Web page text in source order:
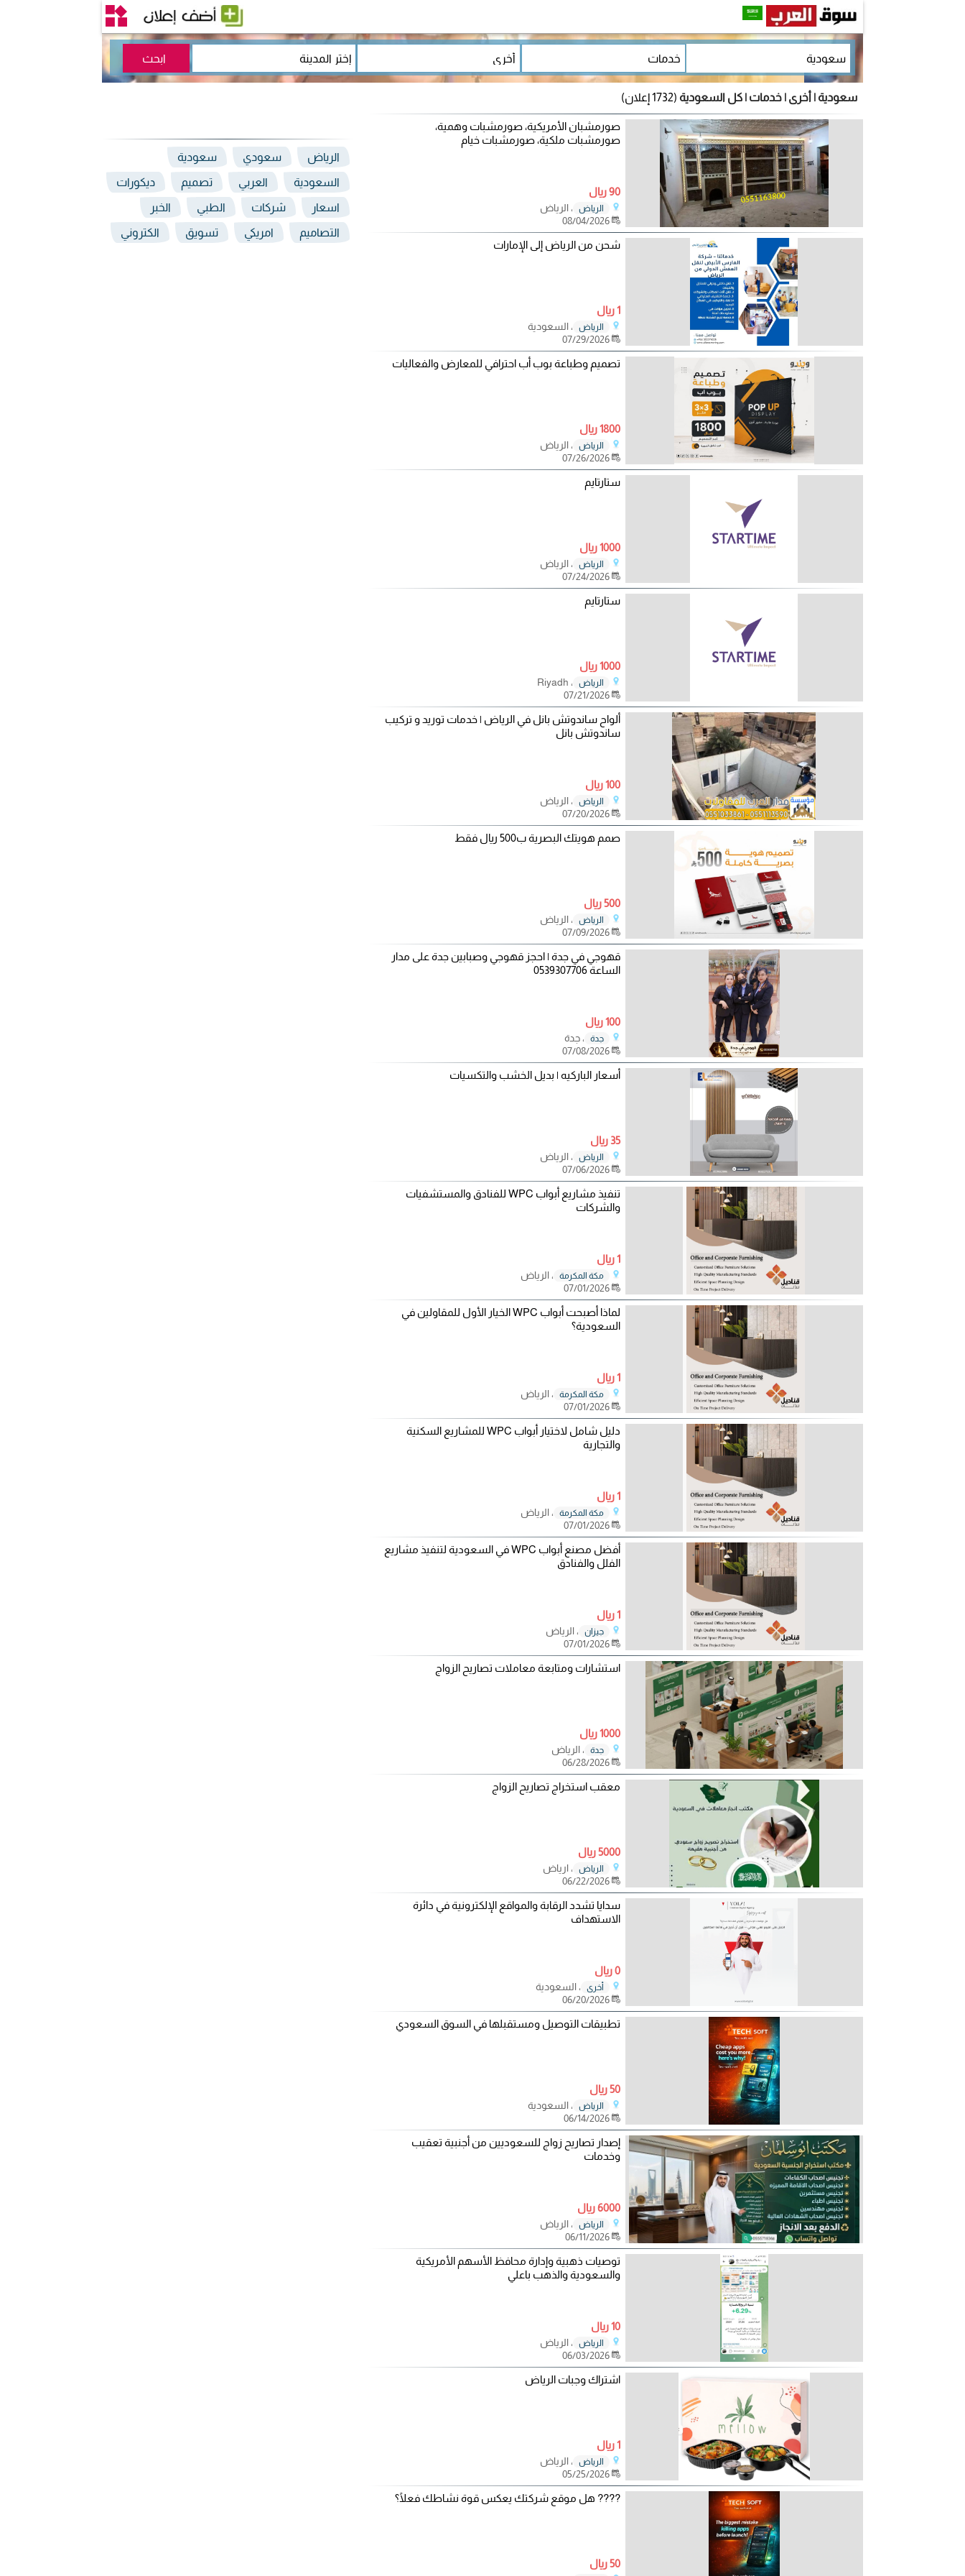
سعودية | أخرى | خدمات | كل السعودية (1732 إعلان)
صورمشبان الأمريكية، صورمشبات وهمية،
صورمشبات ملكية، صورمشبات خيام
90 ريال
الرياض
، الرياض
08/04/2026
شحن من الرياض إلى الإمارات
1 ريال
الرياض
، السعودية
07/29/2026
تصميم وطباعة بوب أب احترافي للمعارض والفعاليات
1800 ريال
الرياض
، الرياض
07/26/2026
ستارتايم
1000 ريال
الرياض
، الرياض
07/24/2026
ستارتايم
1000 ريال
الرياض
، Riyadh
07/21/2026
ألواح ساندوتش بانل في الرياض | خدمات توريد و تركيب
ساندوتش بانل
100 ريال
الرياض
، الرياض
07/20/2026
صمم هويتك البصرية ب500 ريال فقط
500 ريال
الرياض
، الرياض
07/09/2026
قهوجي في جدة | احجز قهوجي وصبابين جدة على مدار
الساعة 0539307706
100 ريال
جدة
، جدة
07/08/2026
أسعار الباركيه | بديل الخشب والتكسيات
35 ريال
الرياض
، الرياض
07/06/2026
تنفيذ مشاريع أبواب WPC للفنادق والمستشفيات
والشركات
1 ريال
مكة المكرمة
، الرياض
07/01/2026
لماذا أصبحت أبواب WPC الخيار الأول للمقاولين في
السعودية؟
1 ريال
مكة المكرمة
، الرياض
07/01/2026
دليل شامل لاختيار أبواب WPC للمشاريع السكنية
والتجارية
1 ريال
مكة المكرمة
، الرياض
07/01/2026
أفضل مصنع أبواب WPC في السعودية لتنفيذ مشاريع
الفلل والفنادق
1 ريال
جيزان
، الرياض
07/01/2026
استشارات ومتابعة معاملات تصاريح الزواج
1000 ريال
جدة
، الرياض
06/28/2026
معقب استخراج تصاريح الزواج
5000 ريال
الرياض
، ارياض
06/22/2026
سدايا تشدد الرقابة والمواقع الإلكترونية في دائرة
الاستهداف
0 ريال
أخرى
، السعودية
06/20/2026
تطبيقات التوصيل ومستقبلها في السوق السعودي
50 ريال
الرياض
، السعودية
06/14/2026
إصدار تصاريح زواج للسعوديين من أجنبية تعقيب
وخدمات
6000 ريال
الرياض
، الرياض
06/11/2026
توصيات ذهبية وإدارة محافظ الأسهم الأمريكية
والسعودية والذهب باعلي
10 ريال
الرياض
، الرياض
06/03/2026
اشتراك وجبات الرياض
1 ريال
الرياض
، الرياض
05/25/2026
???? هل موقع شركتك يعكس قوة نشاطك فعلًا؟
50 ريال
الرياض سعودي سعودية
السعودية العربي تصميم ديكورات
اسعار شركات الطبي الخبر
التصاميم امريكي تسويق الكتروني